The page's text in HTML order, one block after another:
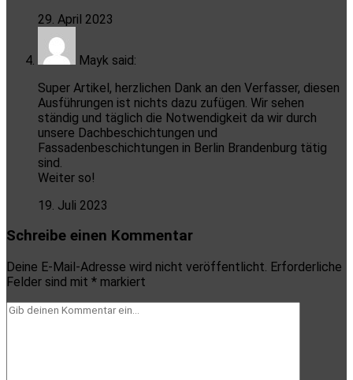
29. April 2023
Mayk said:
Super Artikel, herzlichen Dank an den Verfasser, diesen
Ausführungen ist nichts dazu zufügen. Wir sehen
ständig und täglich die Notwendigkeit da wir durch
unsere Dachbeschichtungen und
Fassadenbeschichtungen in Berlin Brandenburg tätig
sind.
Weiter so!
19. Juli 2023
Schreibe einen Kommentar
Deine E-Mail-Adresse wird nicht veröffentlicht. Erforderliche
Felder sind mit * markiert
Dein